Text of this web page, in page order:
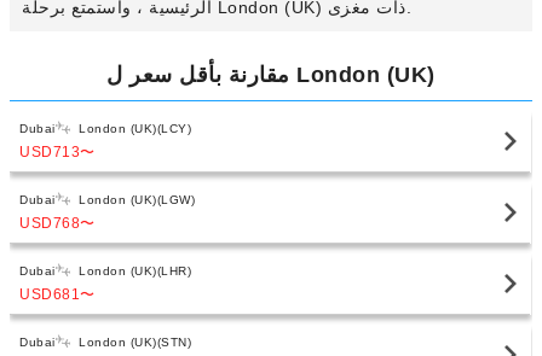
مقارنة بأقل سعر ل London (UK)
Dubai London (UK)(LCY)
USD713〜
Dubai London (UK)(LGW)
USD768〜
Dubai London (UK)(LHR)
USD681〜
Dubai London (UK)(STN)